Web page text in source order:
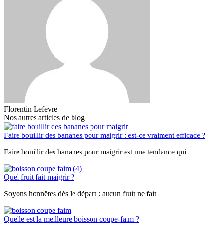
Florentin Lefevre
Nos autres articles de blog
Faire bouillir des bananes pour maigrir : est-ce vraiment efficace ?
Faire bouillir des bananes pour maigrir est une tendance qui
Quel fruit fait maigrir ?
Soyons honnêtes dès le départ : aucun fruit ne fait
Quelle est la meilleure boisson coupe-faim ?